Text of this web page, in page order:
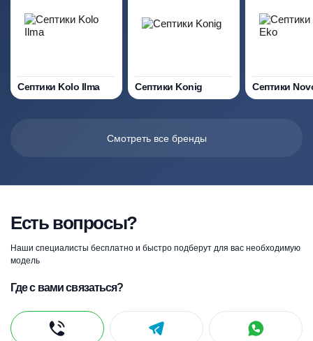
Септики Kolo Ilma Септики Konig Септики
Смотреть все бренды
Есть вопросы?
Наши специалисты бесплатно и быстро подберут для вас необходимую
модель
Где с вами связаться?